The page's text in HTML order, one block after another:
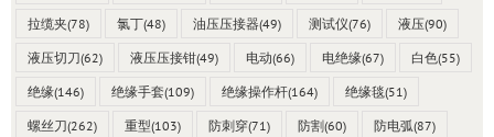
拉缆夹(78) 氯丁(48) 油压压接器(49) 测试仪(76) 液压(90)
液压切刀(62) 液压压接钳(49) 电动(66) 电绝缘(67) 白色(55)
绝缘(146) 绝缘手套(109) 绝缘操作杆(164) 绝缘毯(51)
螺丝刀(262) 重型(103) 防刺穿(71) 防割(60) 防电弧(87)